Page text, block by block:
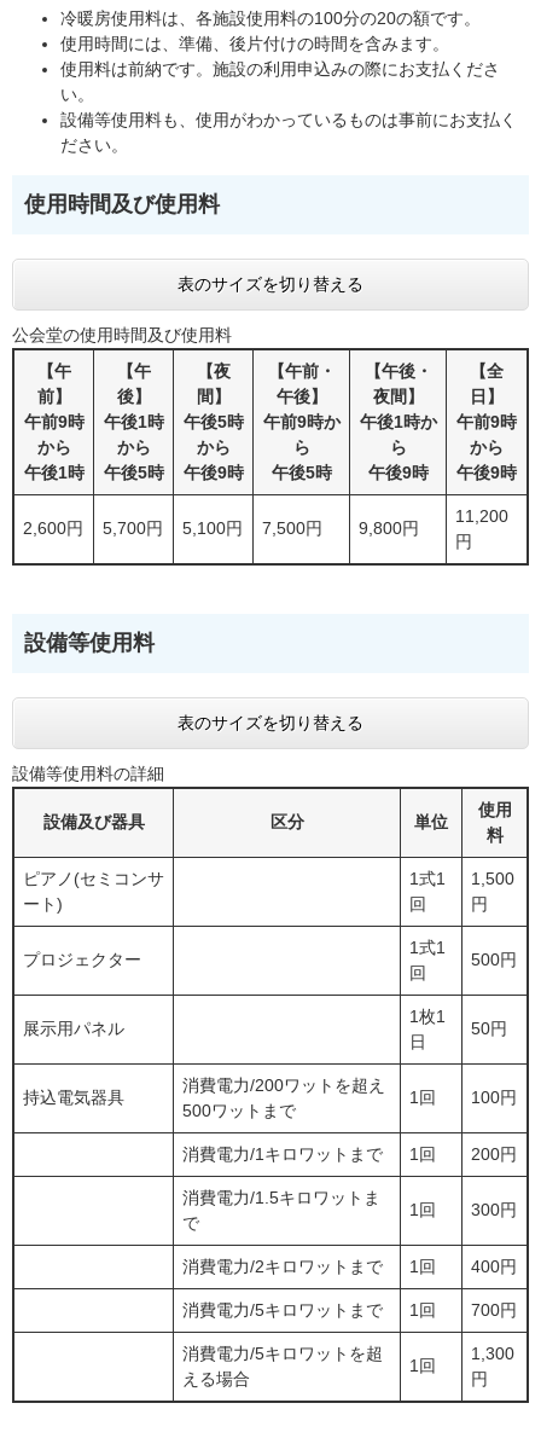
冷暖房使用料は、各施設使用料の100分の20の額です。
使用時間には、準備、後片付けの時間を含みます。
使用料は前納です。施設の利用申込みの際にお支払くださ
い。
設備等使用料も、使用がわかっているものは事前にお支払く
ださい。
使用時間及び使用料
表のサイズを切り替える
公会堂の使用時間及び使用料
【午
前】
午前9時
から
午後1時
【午
後】
午後1時
から
午後5時
【夜
間】
午後5時
から
午後9時
【午前・
午後】
午前9時か
ら
午後5時
【午後・
夜間】
午後1時か
ら
午後9時
【全
日】
午前9時
から
午後9時
2,600円 5,700円 5,100円 7,500円 9,800円
11,200
円
設備等使用料
表のサイズを切り替える
設備等使用料の詳細
設備及び器具 区分 単位
使用
料
ピアノ(セミコンサ
ート)
1式1
回
1,500
円
プロジェクター
1式1
回
500円
展示用パネル
1枚1
日
50円
持込電気器具
消費電力/200ワットを超え
500ワットまで
1回 100円
消費電力/1キロワットまで 1回 200円
消費電力/1.5キロワットま
で
1回 300円
消費電力/2キロワットまで 1回 400円
消費電力/5キロワットまで 1回 700円
消費電力/5キロワットを超
える場合
1回
1,300
円